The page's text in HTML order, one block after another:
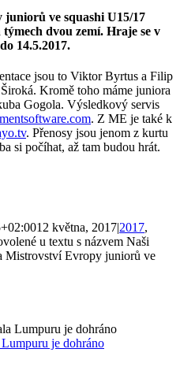
ve squashi U15/17
dvou zemí. Hraje se v
14.5.2017.
jsou to Viktor Byrtus a Filip
Kromě toho máme juniora
Gogola. Výsledkový servis
. Z ME je také k
. Přenosy jsou jenom z kurtu
si počíhat, až tam budou hrát.
12 května, 2017|2017,
u textu s názvem Naši
Mistrovství Evropy juniorů ve
je dohráno